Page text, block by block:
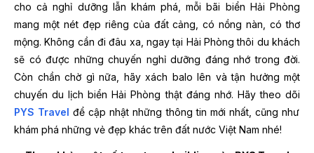
cho cả nghỉ dưỡng lẫn khám phá, mỗi bãi biển Hải Phòng
mang một nét đẹp riêng của đất cảng, có nồng nàn, có thơ
mộng. Không cần đi đâu xa, ngay tại Hải Phòng thôi du khách
sẽ có được những chuyến nghỉ dưỡng đáng nhớ trong đời.
Còn chần chờ gì nữa, hãy xách balo lên và tận hưởng một
chuyến du lịch biển Hải Phòng thật đáng nhớ. Hãy theo dõi
PYS Travel để cập nhật những thông tin mới nhất, cũng như
khám phá những vẻ đẹp khác trên đất nước Việt Nam nhé!